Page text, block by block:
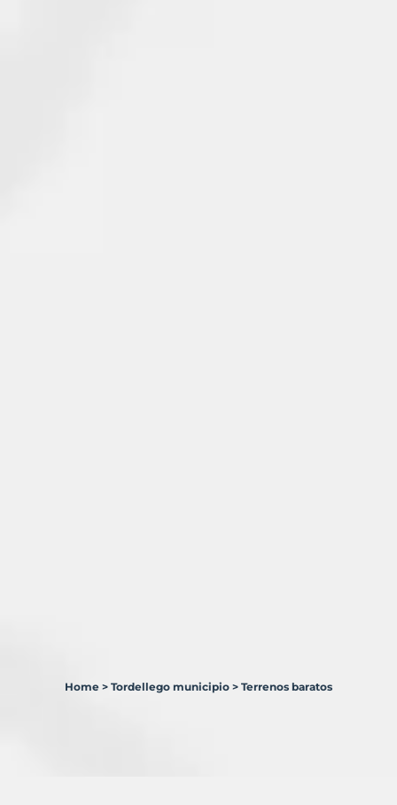
Home > Tordellego municipio > Terrenos baratos